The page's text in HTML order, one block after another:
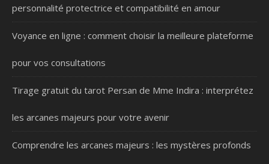
personnalité protectrice et compatibilité en amour
Voyance en ligne : comment choisir la meilleure plateforme
pour vos consultations
Tirage gratuit du tarot Persan de Mme Indira : interprétez
les arcanes majeurs pour votre avenir
Comprendre les arcanes majeurs : les mystères profonds